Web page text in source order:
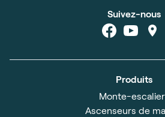
Suivez-nous
Produits
Monte-
Ascenseurs de